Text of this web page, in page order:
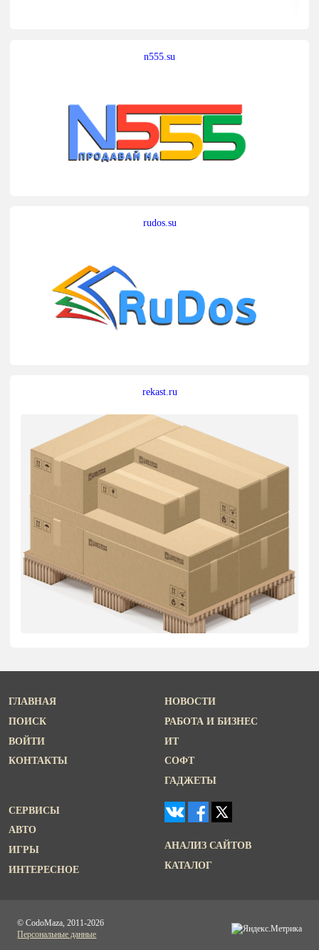
n555.su
rudos.su
rekast.ru
ГЛАВНАЯ
ПОИСК
ВОЙТИ
КОНТАКТЫ
НОВОСТИ
РАБОТА И БИЗНЕС
ИТ
СОФТ
ГАДЖЕТЫ
СЕРВИСЫ
АВТО
ИГРЫ
ИНТЕРЕСНОЕ
АНАЛИЗ САЙТОВ
КАТАЛОГ
© CodoMaza, 2011-2026
Персональные данные